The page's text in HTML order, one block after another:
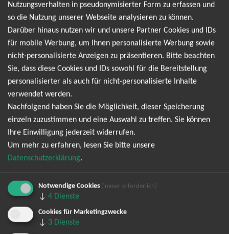
anmelden und keine Angebote und Tourdaten
mehr verpassen!
Ich möchte den regelmäßig erscheinenden Newsletter
abonnieren und bin daher mit einer Speicherung meiner E-
Mail-Adresse zum Zweck der Zustellung des Newsletters
Newsletter kann ich jederzeit wieder abbestellen.
Bereits angemeldet? Hier können Sie sich abmelden ...
Nutzungsverhalten in pseudonymisierter Form zu erfassen und
so die Nutzung unserer Webseite analysieren zu können.
Darüber hinaus nutzen wir und unsere Partner Cookies und IDs
für mobile Werbung, um Ihnen personalisierte Werbung sowie
nicht-personalisierte Anzeigen zu präsentieren. Bitte beachten
Sie, dass diese Cookies und IDs sowohl für die Bereitstellung
personalisierter als auch für nicht-personalisierte Inhalte
verwendet werden.
Nachfolgend haben Sie die Möglichkeit, dieser Speicherung
einzeln zuzustimmen und eine Auswahl zu treffen. Sie können
Ihre Einwilligung jederzeit widerrufen.
Um mehr zu erfahren, lesen Sie bitte unsere
Datenschutzerklärung.
Notwendige Cookies (immer erforderlich)
↓ 4 Dienste
Cookies für Marketingzwecke
↓ 3 Dienste